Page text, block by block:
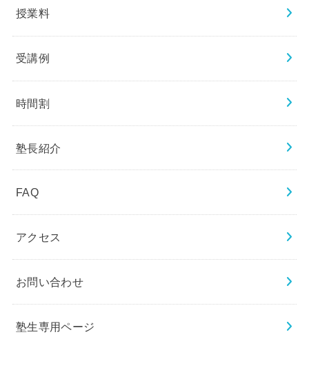
授業料
受講例
時間割
塾長紹介
FAQ
アクセス
お問い合わせ
塾生専用ページ